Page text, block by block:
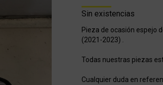
Sin existencias
Pieza de ocasión espejo
(2021-2023) .
Todas nuestras piezas
Cualquier duda en